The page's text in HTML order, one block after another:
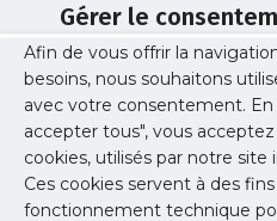
Gérer le
Afin de vous offrir la
besoins, nous souhaitons
avec votre consentement.
accepter tous", vous
cookies, utilisés par notre
Ces cookies servent à des
fonctionnement technique
Études / Enquêtes
Accès aux
enquête flash
98% des généralistes
d'adressage vers les